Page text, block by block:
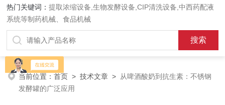
热门关键词：提取浓缩设备,生物发酵设备,CIP清洗设备,中西药配液
系统等制药机械、食品机械
当前位置：首页 >技术文章 > 从啤酒酸奶到抗生素：不锈钢
发酵罐的广泛应用